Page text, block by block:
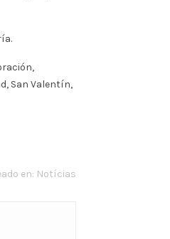
San Valentín,
en: Notícias